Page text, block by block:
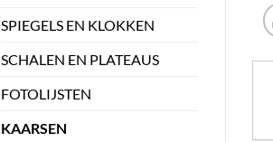
SPIEGELS EN KLOKKEN
SCHALEN EN PLATEAUS
FOTOLIJSTEN
KAARSEN